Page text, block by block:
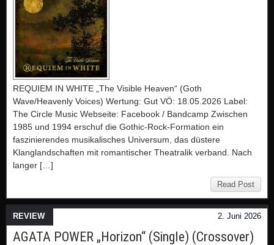
REQUIEM IN WHITE „The Visible Heaven“ (Goth
Wave/Heavenly Voices) Wertung: Gut VÖ: 18.05.2026 Label:
The Circle Music Webseite: Facebook / Bandcamp Zwischen
1985 und 1994 erschuf die Gothic-Rock-Formation ein
faszinierendes musikalisches Universum, das düstere
Klanglandschaften mit romantischer Theatralik verband. Nach
langer […]
Read Post
2. Juni 2026
REVIEW
AGATA POWER „Horizon“ (Single) (Crossover)